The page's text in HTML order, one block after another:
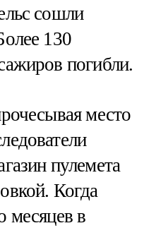
сошли
130
погибли.
место
пулемета
Когда
месяцев в